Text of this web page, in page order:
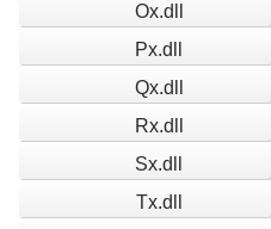
Ox.dll
Px.dll
Qx.dll
Rx.dll
Sx.dll
Tx.dll